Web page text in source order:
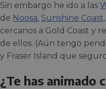
Sin embargo he ido a las
de Noosa, Sunshine Coast,
cercanos a Gold Coast y
de ellos. (Aún tengo
y Fraser Island que
¿Te has animado